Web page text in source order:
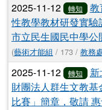
2025-11-12 轉知
教
性教學教材研發實
市立民生國民中學
(藝術才能組 / 173 / 教務
2025-11-12 轉知
財團法人群生文教
比賽」簡章，敬請